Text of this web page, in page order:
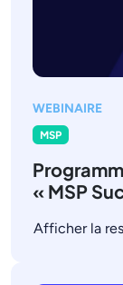
WEBINAIRE
MSP
« MSP
Afficher la